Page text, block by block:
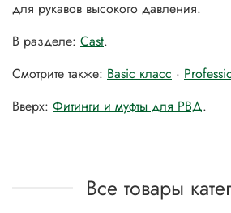
для рукавов высокого давления.
В разделе: Cast.
Смотрите также: Basic класс ·
Вверх: Фитинги и муфты для РВД.
Все товары